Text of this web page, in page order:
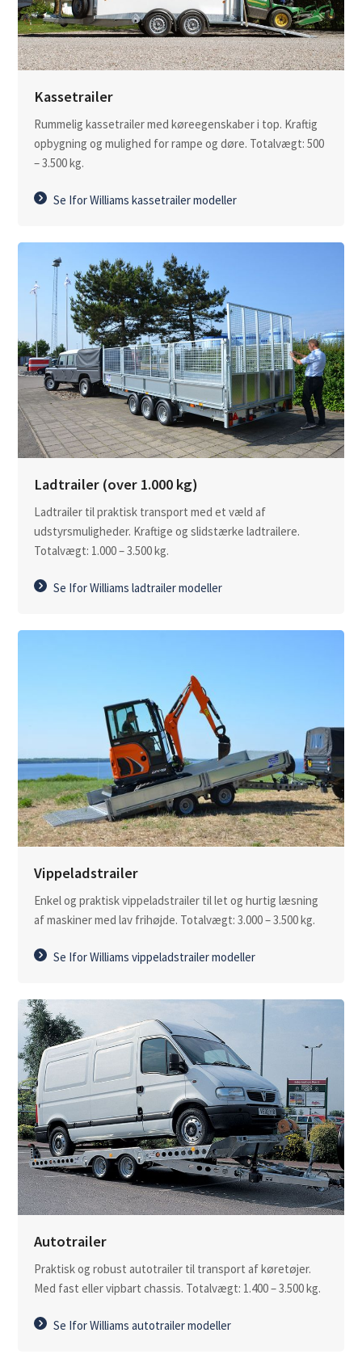
Kassetrailer
Rummelig kassetrailer med køreegenskaber i top. Kraftig
opbygning og mulighed for rampe og døre. Totalvægt: 500
– 3.500 kg.
Se Ifor Williams kassetrailer modeller
Ladtrailer (over 1.000 kg)
Ladtrailer til praktisk transport med et væld af
udstyrsmuligheder. Kraftige og slidstærke ladtrailere.
Totalvægt: 1.000 – 3.500 kg.
Se Ifor Williams ladtrailer modeller
Vippeladstrailer
Enkel og praktisk vippeladstrailer til let og hurtig læsning
af maskiner med lav frihøjde. Totalvægt: 3.000 – 3.500 kg.
Se Ifor Williams vippeladstrailer modeller
Autotrailer
Praktisk og robust autotrailer til transport af køretøjer.
Med fast eller vipbart chassis. Totalvægt: 1.400 – 3.500 kg.
Se Ifor Williams autotrailer modeller